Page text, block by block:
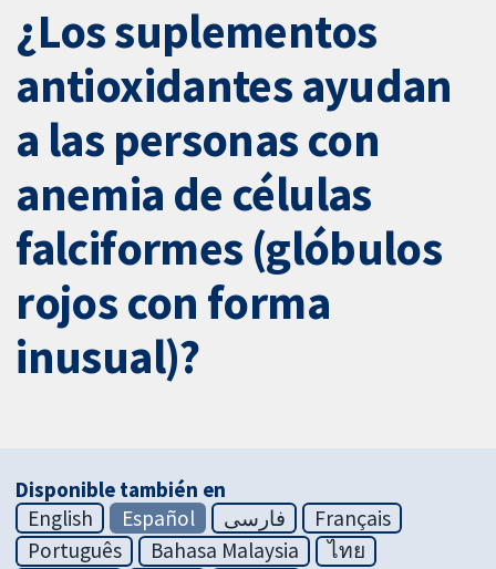
¿Los suplementos
antioxidantes ayudan
a las personas con
anemia de células
falciformes (glóbulos
rojos con forma
inusual)?
Disponible también en
English
Español فارسی
Français
Português
Bahasa Malaysia
ไทย